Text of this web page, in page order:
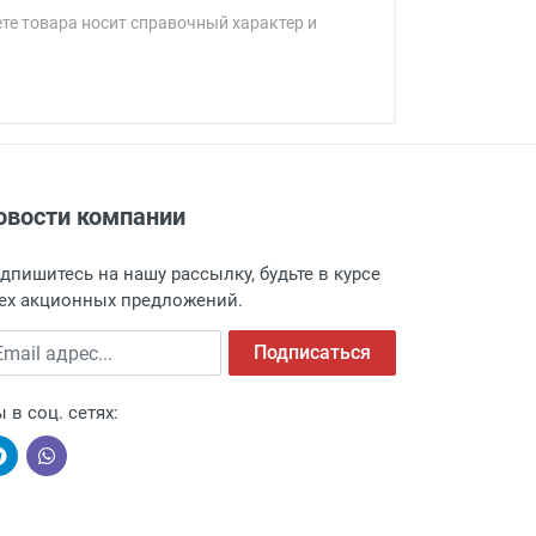
товара носит справочный характер и
г. Москва, Переведеновский
о поступлении товара.
пункт выдачи, чтобы избежать
компании
на нашу рассылку, будьте в курсе
акционных предложений.
адрес Подписаться
в соц. сетях: